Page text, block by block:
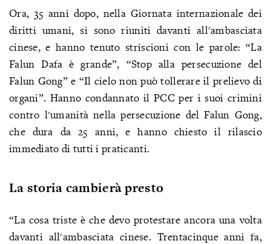
Ora, 35 anni dopo, nella Giornata internazionale dei
diritti umani, si sono riuniti davanti all'ambasciata
cinese, e hanno tenuto striscioni con le parole: “La
Falun Dafa è grande”, “Stop alla persecuzione del
Falun Gong” e “Il cielo non può tollerare il prelievo di
organi”. Hanno condannato il PCC per i suoi crimini
contro l'umanità nella persecuzione del Falun Gong,
che dura da 25 anni, e hanno chiesto il rilascio
immediato di tutti i praticanti.
La storia cambierà presto
“La cosa triste è che devo protestare ancora una volta
davanti all'ambasciata cinese. Trentacinque anni fa,